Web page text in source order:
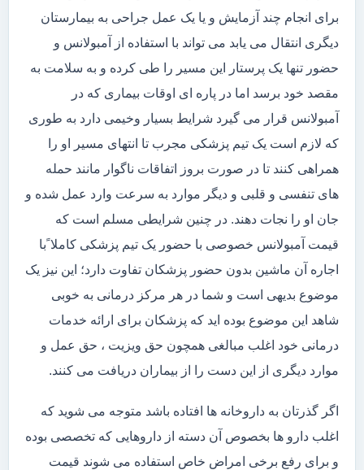
برای انجام چند آزمایش و یا یک عمل جراحی به بیمارستان
دیگری انتقال می یابد می تواند با استفاده از آمبولانس و
حضور تنها یک پرستار این مسیر را طی کرده و به سلامت به
مقصد خود برسد اما در پاره ای اوقات بیماری که در
آمبولانس قرار می گیرد شرایط بسیار وخیمی دارد به طوری
که لازم است یک تیم پزشکی مجرب تا انتهای مسیر او را
همراهی کنند تا در صورت بروز اتفاقات ناگوار مانند حمله
های تنفسی و قلبی و دیگر موارد به سرعت وارد عمل شده و
جان او را نجات دهند. در چنین شرایطی مسلم است که
قیمت آمبولانس خصوصی با حضور یک تیم پزشکی کاملا ًبا
اجاره آن ماشین بدون حضور پزشکان تفاوت دارد؛ این نیز یک
موضوع بدیهی است و شما در هر مرکز درمانی به خوبی
شاهد این موضوع بوده اید که پزشکان برای ارائه خدمات
درمانی خود اغلب مبالغی همچون حق ویزیت ، حق عمل و
موارد دیگری از این دست را از بیماران دریافت می کنند.
اگر گذرتان به داروخانه ها افتاده باشد متوجه می شوید که
اغلب دارو ها بخصوص آن دسته از داروهایی که تخصصی بوده
و برای رفع برخی امراض خاص استفاده می شوند قیمت